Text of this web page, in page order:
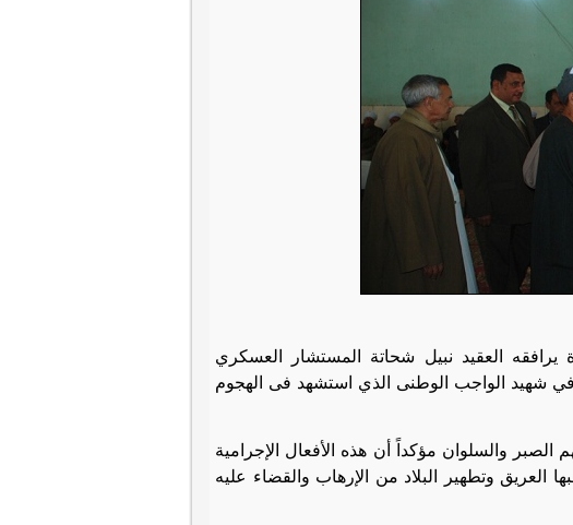
العقيد نبيل شحاتة المستشار العسكري
في شهيد الواجب الوطنى الذي استشهد فى الهجوم
والسلوان مؤكداً أن هذه الأفعال الإجرامية
العريق وتطهير البلاد من الإرهاب والقضاء عليه